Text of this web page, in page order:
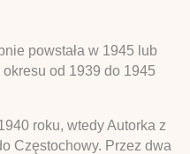
powstała w 1945 lub
od 1939 do 1945
roku, wtedy Autorka z
Częstochowy. Przez dwa